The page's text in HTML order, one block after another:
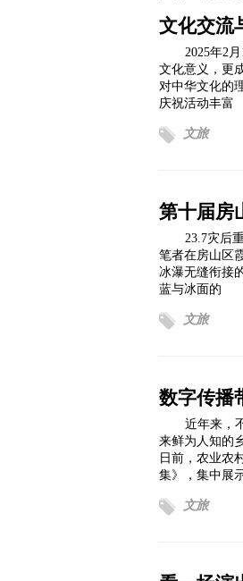
文化交流
2025年2
文化意义，更
对中华文化的
庆祝活动丰富
文旅
第十届房
23.7灾后
笔者在房山区
冰瀑无缝衔接
蓝与冰面的
文旅
数字传播
近年来，
来鲜为人知的
日前，农业农
集》，集中展
文旅